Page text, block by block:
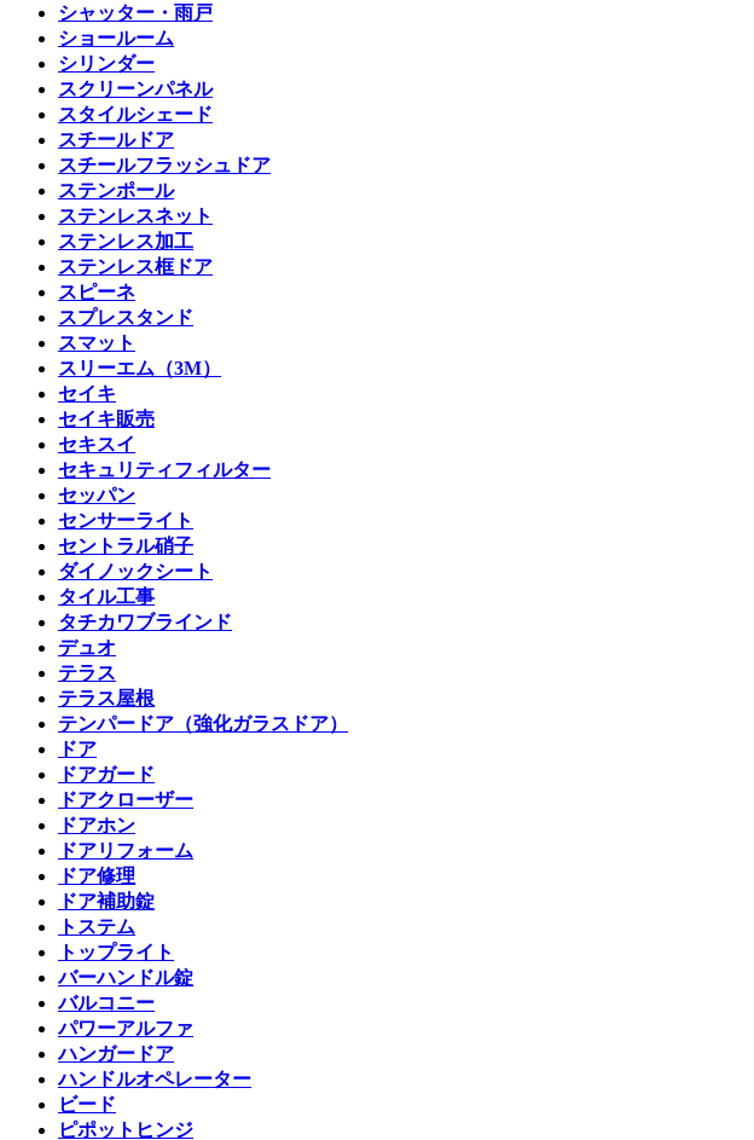
シャッター・雨戸
ショールーム
シリンダー
スクリーンパネル
スタイルシェード
スチールドア
スチールフラッシュドア
ステンポール
ステンレスネット
ステンレス加工
ステンレス框ドア
スピーネ
スプレスタンド
スマット
スリーエム（3M）
セイキ
セイキ販売
セキスイ
セキュリティフィルター
セッパン
センサーライト
セントラル硝子
ダイノックシート
タイル工事
タチカワブラインド
デュオ
テラス
テラス屋根
テンパードア（強化ガラスドア）
ドア
ドアガード
ドアクローザー
ドアホン
ドアリフォーム
ドア修理
ドア補助錠
トステム
トップライト
バーハンドル錠
バルコニー
パワーアルファ
ハンガードア
ハンドルオペレーター
ビード
ピポットヒンジ